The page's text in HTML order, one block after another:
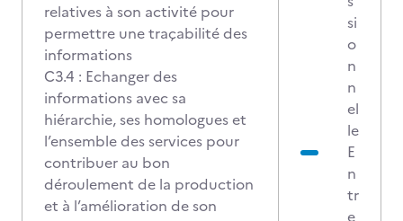
relatives à son activité pour
permettre une traçabilité des
informations
C3.4 : Echanger des
informations avec sa
hiérarchie, ses homologues et
l’ensemble des services pour
contribuer au bon
déroulement de la production
et à l’amélioration de son
si
o
n
n
el
le
E
n
tr
e